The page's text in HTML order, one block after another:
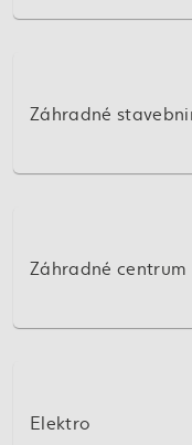
Záhradné
Záhradné centrum
Elektro